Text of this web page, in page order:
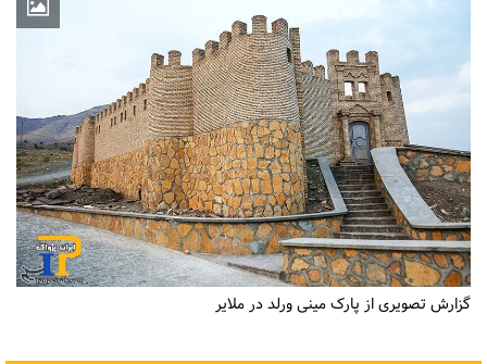
گزارش تصویری از پارک مینی ورلد در ملایر